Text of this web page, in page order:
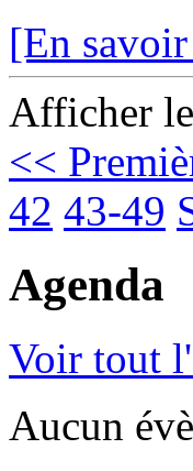
[En
Afficher
<<
42 43-49
Agenda
Voir tout
Aucun